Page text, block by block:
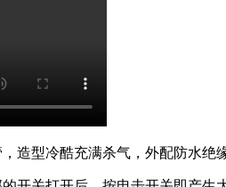
造型冷酷充满杀气，外配防水